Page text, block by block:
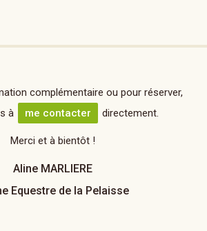
complémentaire ou pour réserver,
à
me contacter directement.
Merci et à bientôt !
Aline MARLIERE
Equestre de la Pelaisse